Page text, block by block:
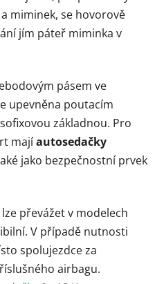
p
r
v
v
s
miminek, se hovorově
jím páteř miminka v
pásem ve
upevněna poutacím
základnou. Pro
majíautosedačky
jako bezpečnostní prvek
lze převážet v modelech
V případě nutnosti
spolujezdce za
airbagu.